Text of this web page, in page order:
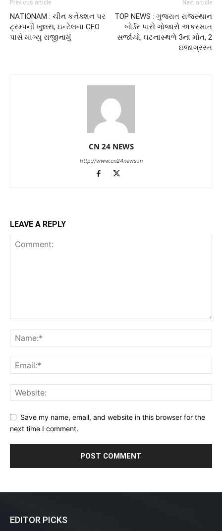
Previous article
NATIONAM : ચીન કનેક્શન પર
ટ્રમ્પની ખુન્નસ, ઇન્ટેલના CEO
પાસે માગ્યુ રાજીનામું
Next article
TOP NEWS : ગુજરાત રાજસ્થાન
બોર્ડર પાસે ગોજારો અકસ્માત
સર્જાયો, ઘટનાસ્થળે 3ના મોત, 2
ઇજાગ્રસ્ત
CN 24 NEWS
http://www.cn24news.in
LEAVE A REPLY
Save my name, email, and website in this browser for the
next time I comment.
EDITOR PICKS